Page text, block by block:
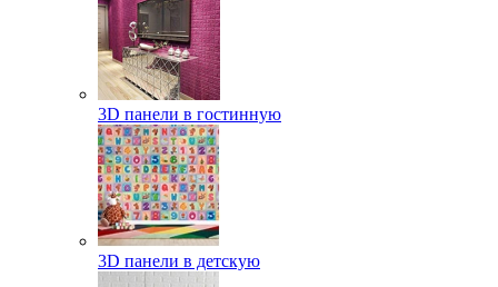
3D панели в гостинную
3D панели в детскую